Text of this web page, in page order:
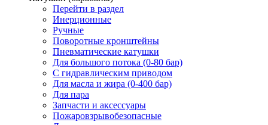
Перейти в раздел
Инерционные
Ручные
Поворотные кронштейны
Пневматические катушки
Для большого потока (0-80 бар)
С гидравлическим приводом
Для масла и жира (0-400 бар)
Для пара
Запчасти и аксессуары
Пожаровзрывобезопасные